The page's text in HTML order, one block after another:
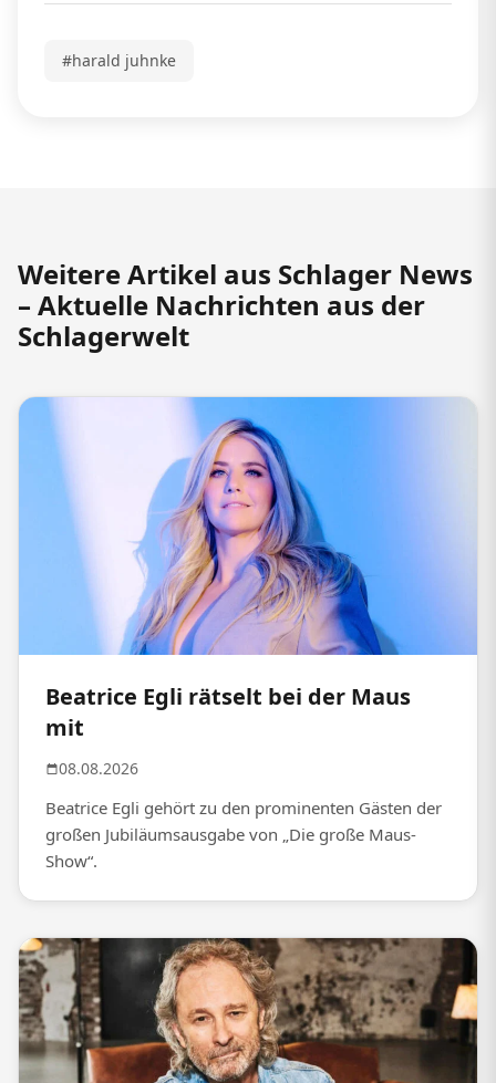
#harald juhnke
Weitere Artikel aus Schlager News
– Aktuelle Nachrichten aus der
Schlagerwelt
Beatrice Egli rätselt bei der Maus
mit
08.08.2026
Beatrice Egli gehört zu den prominenten Gästen der
großen Jubiläumsausgabe von „Die große Maus-
Show“.